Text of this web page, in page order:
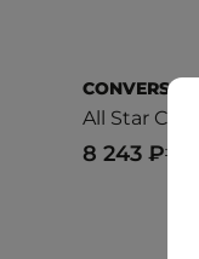
CONVERSE
All Star
10
8 243 ₽